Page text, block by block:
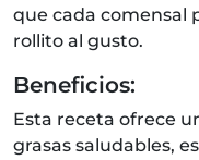
que cada comensal
rollito al gusto.
Beneficios:
Esta receta ofrece
grasas saludables,